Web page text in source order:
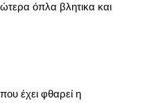
όπλα βλητικα και
έχει φθαρεί η